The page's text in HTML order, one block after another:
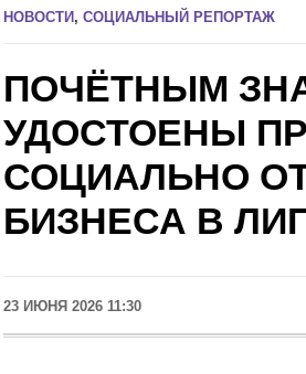
НОВОСТИ , СОЦИАЛЬНЫЙ РЕПОРТАЖ
ПОЧЁТНЫМ
УДОСТОЕНЫ
СОЦИАЛЬНО
БИЗНЕСА В
23 ИЮНЯ 2026 11:30